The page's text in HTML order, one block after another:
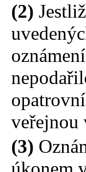
(2)
veřejnou
(3)